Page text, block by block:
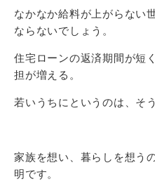
なかなか給料が上がらない
ならないでしょう。
住宅ローンの返済期間が短
担が増える。
若いうちにというのは、そ
家族を想い、暮らしを想う
明です。